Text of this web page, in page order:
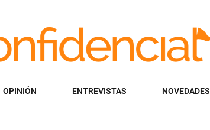
OPINIÓN ENTREVISTAS NOVEDADES